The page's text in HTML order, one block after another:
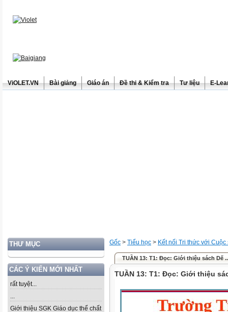
ViOLET.VN Bài giảng Giáo án Đề thi & Kiểm tra Tư liệu E-
THƯ MỤC
CÁC Ý KIẾN MỚI NHẤT
rất tuyệt...
...
Giới thiệu SGK Giáo dục thể chất
Gốc > Tiểu học > Kết nối Tri thức với Cuộc
TUẦN 13: T1: Đọc: Giới thiệu sách Dế
TUẦN 13: T1: Đọc: Giới thiệu